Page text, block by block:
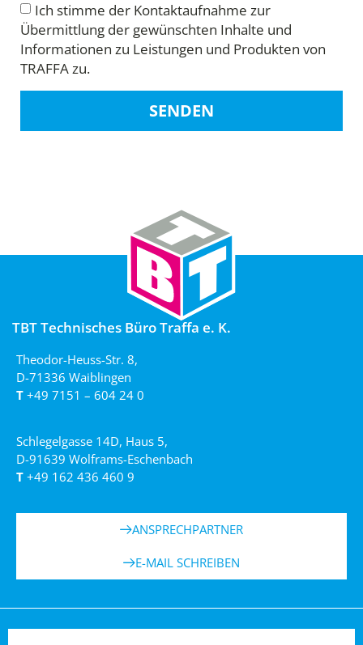
Ich stimme der Kontaktaufnahme zur
Übermittlung der gewünschten Inhalte und
Informationen zu Leistungen und Produkten von
TRAFFA zu.
SENDEN
TBT Technisches Büro Traffa e. K.
Theodor-Heuss-Str. 8,
D-71336 Waiblingen
T +49 7151 – 604 24 0
Schlegelgasse 14D, Haus 5,
D-91639 Wolframs-Eschenbach
T +49 162 436 460 9
ANSPRECHPARTNER
E-MAIL SCHREIBEN